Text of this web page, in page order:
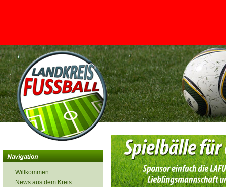
<
Willkommen
News aus dem Kreis